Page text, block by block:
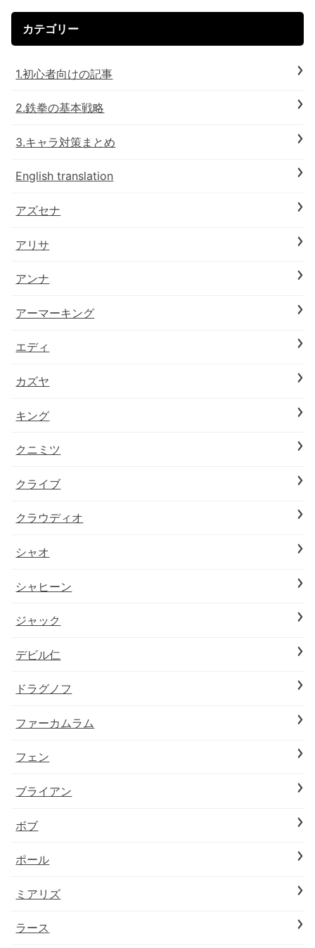
カテゴリー
1.初心者向けの記事
2.鉄拳の基本戦略
3.キャラ対策まとめ
English translation
アズセナ
アリサ
アンナ
アーマーキング
エディ
カズヤ
キング
クニミツ
クライブ
クラウディオ
シャオ
シャヒーン
ジャック
デビル仁
ドラグノフ
ファーカムラム
フェン
ブライアン
ボブ
ポール
ミアリズ
ラース